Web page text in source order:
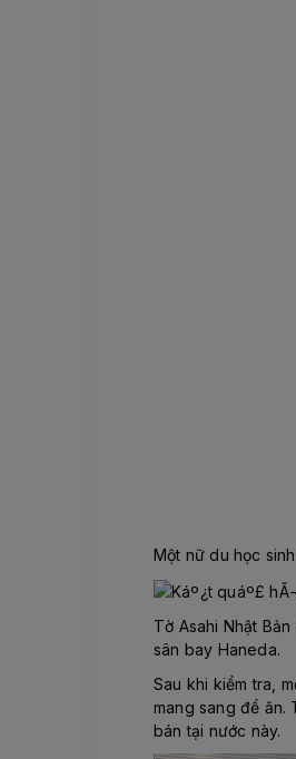
Một nữ du học
Tờ Asahi Nhật
sân bay Haneda.
Sau khi kiểm tra,
mang sang để ăn.
bán tại nước này.